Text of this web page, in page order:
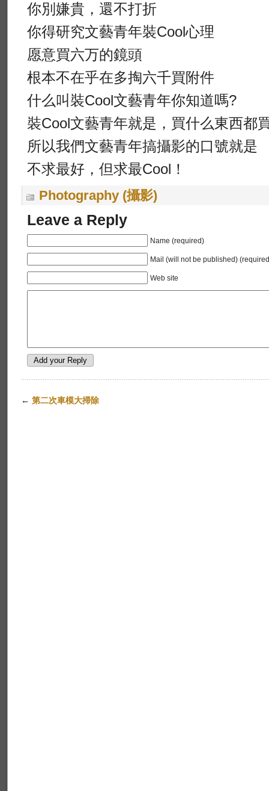
你別嫌貴，還不打折
你得研究文藝青年裝Cool心理
愿意買六万的鏡頭
根本不在乎在多掏六千買附件
什么叫裝Cool文藝青年你知道嗎?
裝Cool文藝青年就是，買什么東西都
所以我們文藝青年搞攝影的口號就是
不求最好，但求最Cool！
Photography (攝影)
Leave a Reply
Name (required)
Mail (will not be published)
Web site
← 第二次車模大掃除